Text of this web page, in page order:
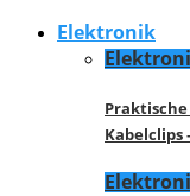
Elektronik
Kabelclips